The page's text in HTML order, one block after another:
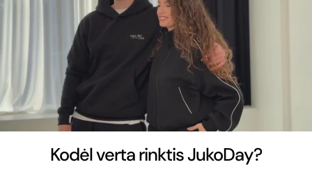
Kodėl verta rinktis JukoDay?